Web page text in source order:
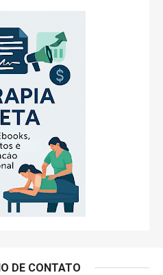
DE CONTATO